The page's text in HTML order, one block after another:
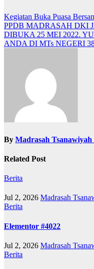
Post
navigation
Kegiatan Buka Puasa
PPDB MADRASAH DKI
DIBUKA 25 MEI 2022.
ANDA DI MTs NEGERI
By Madrasah Tsanawiyah
Related Post
Berita
Jul 2, 2026 Madrasah
Berita
Elementor #4022
Jul 2, 2026 Madrasah
Berita